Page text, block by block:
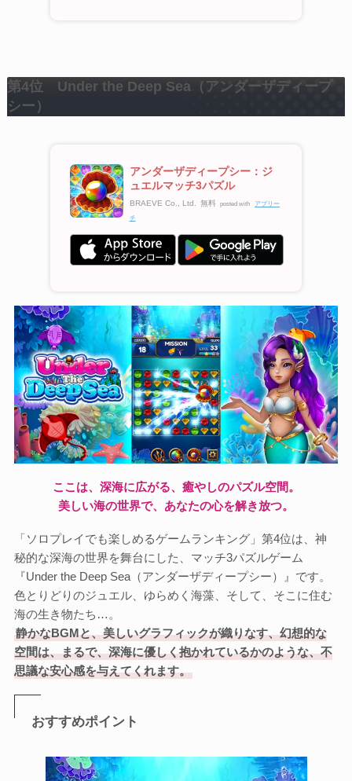
第4位 Under the Deep Sea（アンダーザディープ
シー）
アンダーザディープシー：ジ
ュエルマッチ3パズル
BRAEVE Co., Ltd. 無料 posted with
アプリー
チ
ここは、深海に広がる、癒やしのパズル空間。
美しい海の世界で、あなたの心を解き放つ。
「ソロプレイでも楽しめるゲームランキング」第4位は、神
秘的な深海の世界を舞台にした、マッチ3パズルゲーム
『Under the Deep Sea（アンダーザディープシー）』です。
色とりどりのジュエル、ゆらめく海藻、そして、そこに住む
海の生き物たち…。
静かなBGMと、美しいグラフィックが織りなす、幻想的な
空間は、まるで、深海に優しく抱かれているかのような、不
思議な安心感を与えてくれます。
おすすめポイント